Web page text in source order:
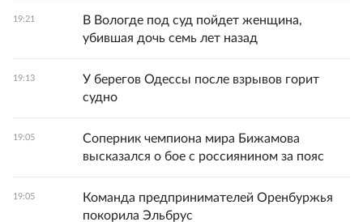
19:21
В Вологде под суд пойдет женщина,
убившая дочь семь лет назад
19:13
У берегов Одессы после взрывов горит
судно
19:05
Соперник чемпиона мира Бижамова
высказался о бое с россиянином за пояс
19:05
Команда предпринимателей Оренбуржья
покорила Эльбрус